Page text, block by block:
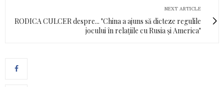
NEXT ARTICLE
RODICA CULCER despre... "China a ajuns să dicteze regulile
jocului în relațiile cu Rusia și America"